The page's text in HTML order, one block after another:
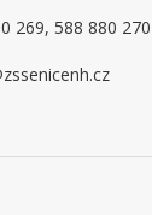
269, 588 880 270